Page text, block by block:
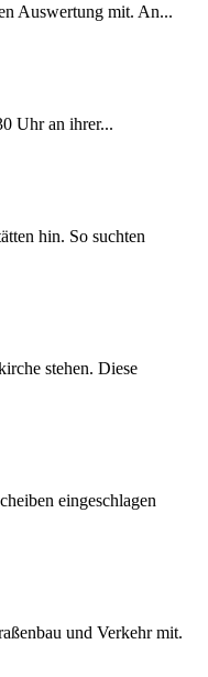
Auswertung mit. An...
Uhr an ihrer...
hin. So suchten
stehen. Diese
eingeschlagen
und Verkehr mit.